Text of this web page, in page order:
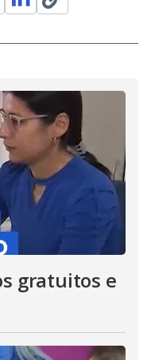
gratuitos e